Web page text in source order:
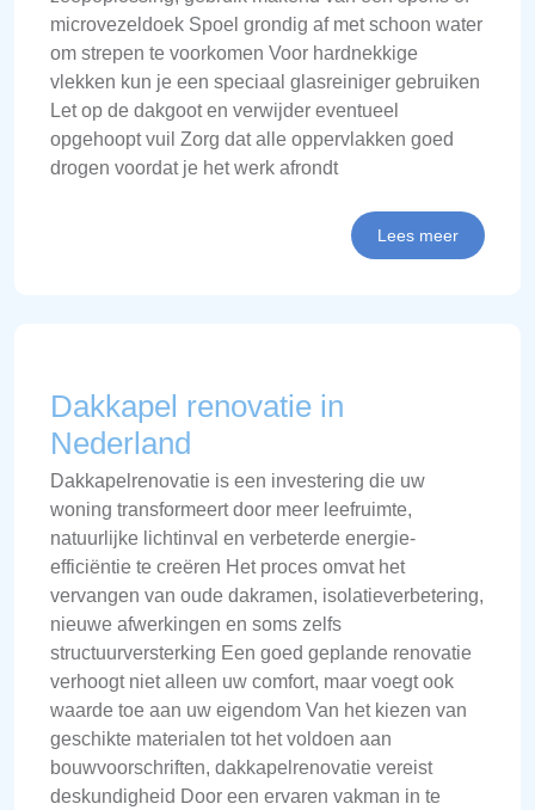
microvezeldoek Spoel grondig af met schoon water
om strepen te voorkomen Voor hardnekkige
vlekken kun je een speciaal glasreiniger gebruiken
Let op de dakgoot en verwijder eventueel
opgehoopt vuil Zorg dat alle oppervlakken goed
drogen voordat je het werk afrondt
Lees meer
Dakkapel renovatie in
Nederland
Dakkapelrenovatie is een investering die uw
woning transformeert door meer leefruimte,
natuurlijke lichtinval en verbeterde energie-
efficiëntie te creëren Het proces omvat het
vervangen van oude dakramen, isolatieverbetering,
nieuwe afwerkingen en soms zelfs
structuurversterking Een goed geplande renovatie
verhoogt niet alleen uw comfort, maar voegt ook
waarde toe aan uw eigendom Van het kiezen van
geschikte materialen tot het voldoen aan
bouwvoorschriften, dakkapelrenovatie vereist
deskundigheid Door een ervaren vakman in te